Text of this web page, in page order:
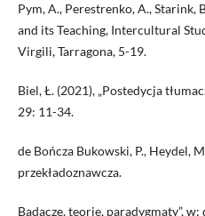
Pym, A., Perestrenko, A., Starink,
and its Teaching, Intercultural
Virgili, Tarragona, 5-19.
Biel, Ł. (2021), „Postedycja
29: 11-34.
de Bończa Bukowski, P., Heydel,
przekładoznawcza.
Badacze, teorie, paradygmaty”,